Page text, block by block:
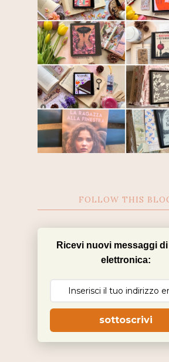
FOLLOW THIS
Ricevi nuovi messaggi
elettronica:
sottoscrivi